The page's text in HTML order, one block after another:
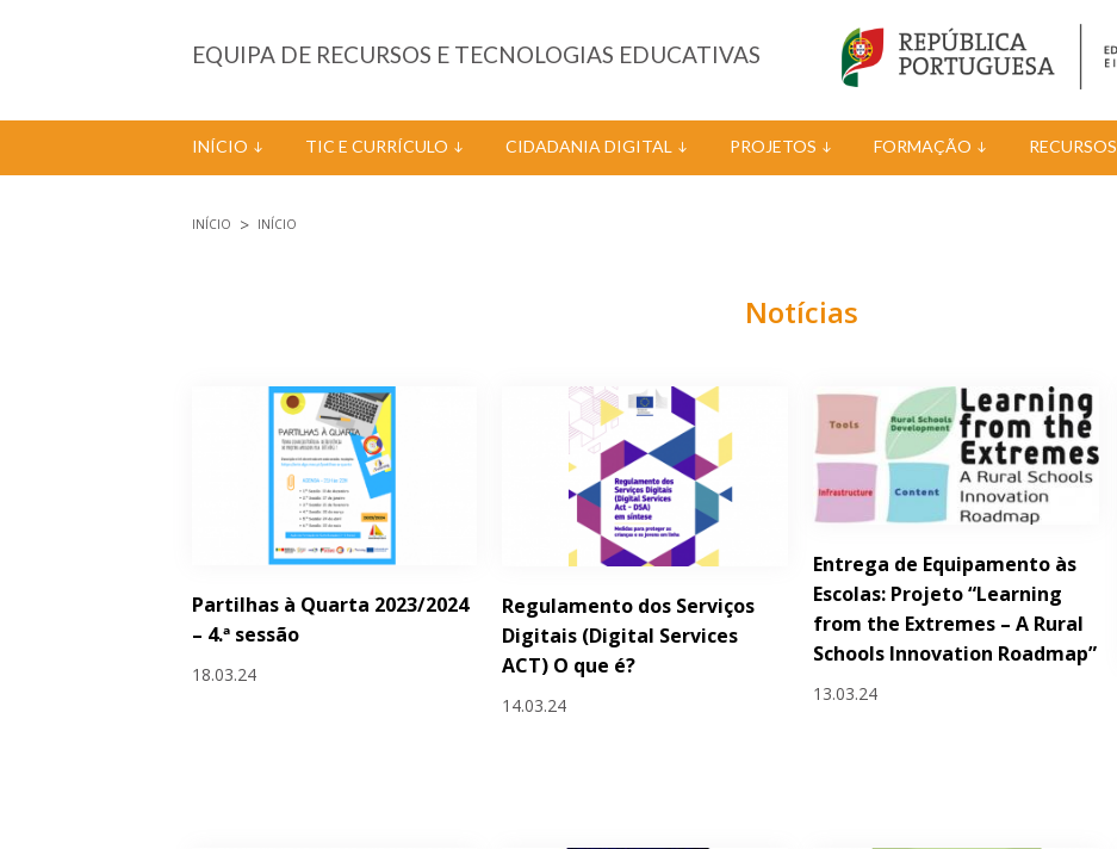
EQUIPA DE RECURSOS E TECNOLOGIAS EDUCATIVAS
INÍCIO TIC E CURRÍCULO CIDADANIA DIGITAL PROJETOS FORMAÇÃO RECURSOS
INÍCIO INÍCIO
Notícias
Partilhas à Quarta 2023/2024
– 4.ª sessão
18.03.24
Regulamento dos Serviços
Digitais (Digital Services
ACT) O que é?
14.03.24
Entrega de Equipamento às
Escolas: Projeto “Learning
from the Extremes – A Rural
Schools Innovation Roadmap”
13.03.24
Páginas